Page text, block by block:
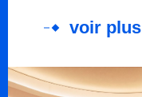
voir plus